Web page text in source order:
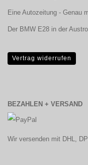
Eine Autozeitung - Genau
Der BMW E28 in der
Vertrag widerrufen
BEZAHLEN + VERSAND
Wir versenden mit DHL,